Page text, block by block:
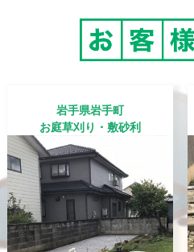
岩手県岩手町
お庭草刈り・敷砂利